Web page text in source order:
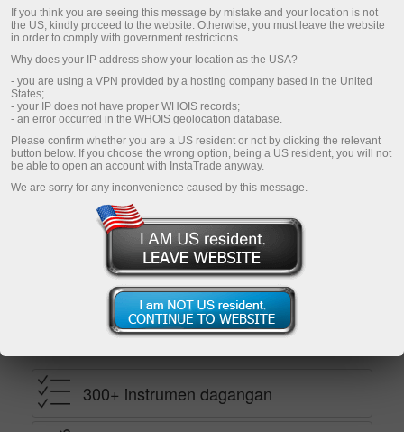
Insta Service Ltd didaftarkan dengan FSC Saint Vincent
Nombor Lesen: IBC22945
Buka akaun demo
Ekaterina Stikhina
Pengarah TV InstaTrade*
Kenape anda memilih kami
300+ instrumen dagangan
If you think you are seeing this message by mistake and your location is not
the US, kindly proceed to the website. Otherwise, you must leave the website
in order to comply with government restrictions.
Why does your IP address show your location as the USA?
- you are using a VPN provided by a hosting company based in the United
States;
- your IP does not have proper WHOIS records;
- an error occurred in the WHOIS geolocation database.
Please confirm whether you are a US resident or not by clicking the relevant
button below. If you choose the wrong option, being a US resident, you will not
be able to open an account with InstaTrade anyway.
We are sorry for any inconvenience caused by this message.